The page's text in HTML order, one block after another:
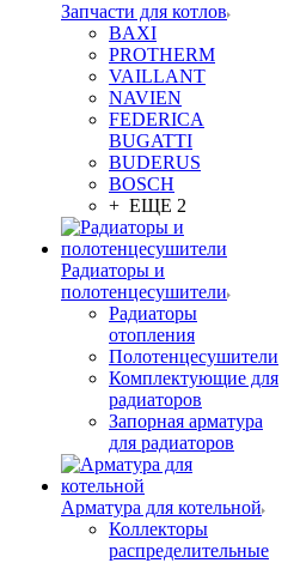
Запчасти для котлов
BAXI
PROTHERM
VAILLANT
NAVIEN
FEDERICA
BUGATTI
BUDERUS
BOSCH
+ ЕЩЕ 2
Радиаторы и
полотенцесушители
Радиаторы
отопления
Полотенцесушители
Комплектующие для
радиаторов
Запорная арматура
для радиаторов
Арматура для котельной
Коллекторы
распределительные